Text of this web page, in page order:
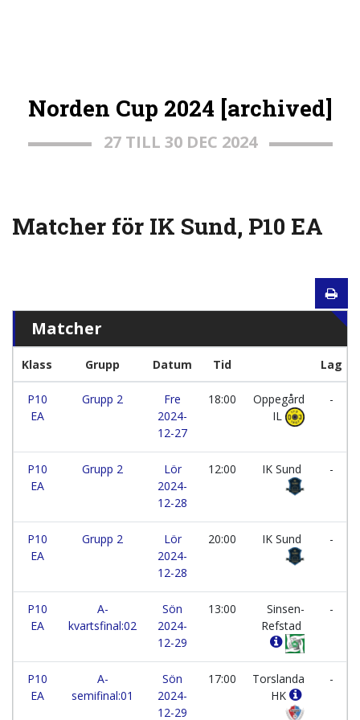
Norden Cup 2024 [archived]
27 TILL 30 DEC 2024
Matcher för IK Sund, P10 EA
Matcher
Klass Grupp Datum Tid Lag
P10
EA
Grupp 2
Fre
2024-
12-27
18:00
Oppegård
IL
-
P10
EA
Grupp 2
Lör
2024-
12-28
12:00 IK Sund
-
P10
EA
Grupp 2
Lör
2024-
12-28
20:00 IK Sund
-
P10
EA
A-
kvartsfinal:02
Sön
2024-
12-29
13:00
Sinsen-
Refstad
-
P10
EA
A-
semifinal:01
Sön
2024-
12-29
17:00
Torslanda
HK
-